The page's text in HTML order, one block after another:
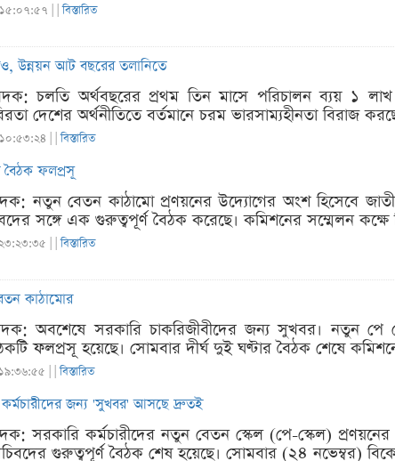
| |বিস্তারিত
উন্নয়ন আট বছরের তলানিতে
চলতি অর্থবছরের প্রথম তিন মাসে পরিচালন ব্যয় ১
দেশের অর্থনীতিতে বর্তমানে চরম ভারসাম্যহীনতা বিরাজ
| |বিস্তারিত
বৈঠক ফলপ্রসূ
নতুন বেতন কাঠামো প্রণয়নের উদ্যোগের অংশ হিসেবে
সঙ্গে এক গুরুত্বপূর্ণ বৈঠক করেছে। কমিশনের সম্মেলন
| |বিস্তারিত
কাঠামোর
অবশেষে সরকারি চাকরিজীবীদের জন্য সুখবর। নতুন পে
ফলপ্রসূ হয়েছে। সোমবার দীর্ঘ দুই ঘণ্টার বৈঠক শেষে
| |বিস্তারিত
জন্য 'সুখবর' আসছে দ্রুতই
সরকারি কর্মচারীদের নতুন বেতন স্কেল (পে-স্কেল)
গুরুত্বপূর্ণ বৈঠক শেষ হয়েছে। সোমবার (২৪ নভেম্বর)